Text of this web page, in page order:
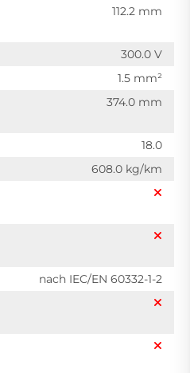
112.2 mm
300.0 V
1.5 mm²
374.0 mm
18.0
608.0 kg/km
nach IEC/EN 60332-1-2